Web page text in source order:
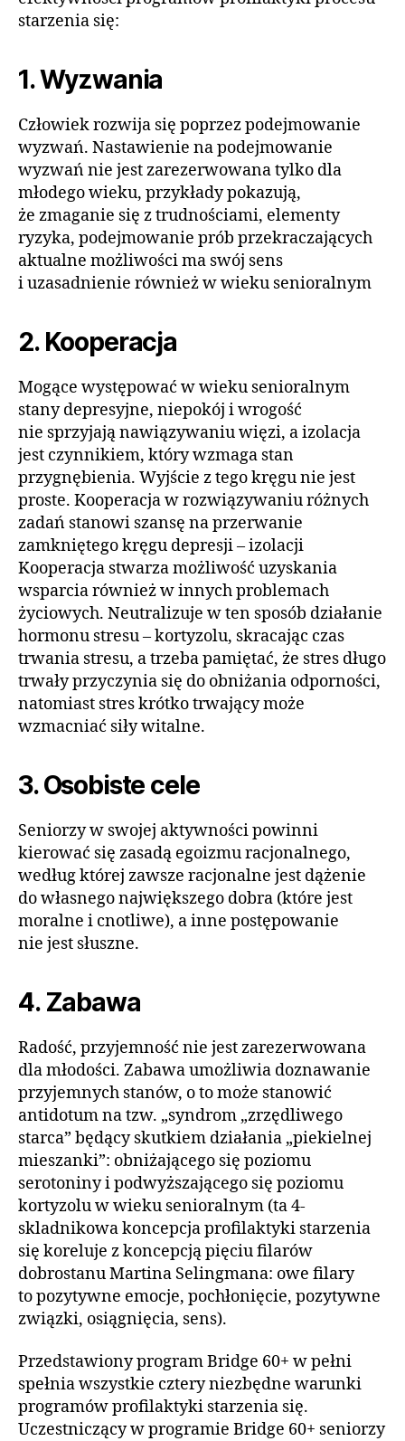
starzenia się:
1. Wyzwania
Człowiek rozwija się poprzez podejmowanie
wyzwań. Nastawienie na podejmowanie
wyzwań nie jest zarezerwowana tylko dla
młodego wieku, przykłady pokazują,
że zmaganie się z trudnościami, elementy
ryzyka, podejmowanie prób przekraczających
aktualne możliwości ma swój sens
i uzasadnienie również w wieku senioralnym
2. Kooperacja
Mogące występować w wieku senioralnym
stany depresyjne, niepokój i wrogość
nie sprzyjają nawiązywaniu więzi, a izolacja
jest czynnikiem, który wzmaga stan
przygnębienia. Wyjście z tego kręgu nie jest
proste. Kooperacja w rozwiązywaniu różnych
zadań stanowi szansę na przerwanie
zamkniętego kręgu depresji – izolacji
Kooperacja stwarza możliwość uzyskania
wsparcia również w innych problemach
życiowych. Neutralizuje w ten sposób działanie
hormonu stresu – kortyzolu, skracając czas
trwania stresu, a trzeba pamiętać, że stres długo
trwały przyczynia się do obniżania odporności,
natomiast stres krótko trwający może
wzmacniać siły witalne.
3. Osobiste cele
Seniorzy w swojej aktywności powinni
kierować się zasadą egoizmu racjonalnego,
według której zawsze racjonalne jest dążenie
do własnego największego dobra (które jest
moralne i cnotliwe), a inne postępowanie
nie jest słuszne.
4. Zabawa
Radość, przyjemność nie jest zarezerwowana
dla młodości. Zabawa umożliwia doznawanie
przyjemnych stanów, o to może stanowić
antidotum na tzw. „syndrom „zrzędliwego
starca” będący skutkiem działania „piekielnej
mieszanki”: obniżającego się poziomu
serotoniny i podwyższającego się poziomu
kortyzolu w wieku senioralnym (ta 4-
skladnikowa koncepcja profilaktyki starzenia
się koreluje z koncepcją pięciu filarów
dobrostanu Martina Selingmana: owe filary
to pozytywne emocje, pochłonięcie, pozytywne
związki, osiągnięcia, sens).
Przedstawiony program Bridge 60+ w pełni
spełnia wszystkie cztery niezbędne warunki
programów profilaktyki starzenia się.
Uczestniczący w programie Bridge 60+ seniorzy